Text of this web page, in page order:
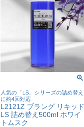
人気の「LS」シリーズの詰め替え
に約4回対応
L2121Z ブラング リキッド
LS 詰め替え500ml ホワイ
トムスク